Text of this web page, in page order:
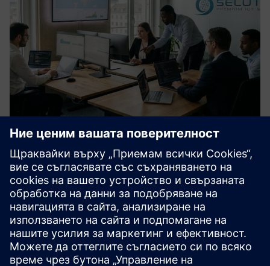
Ethical Hacking & Penetration
Testing for IT/OT Environments
Our Ethical Hacking & Penetration Testing service identifies
security weaknesses across IT, OT, and hybrid
environments. We simulate real-world attacks to assess
technical controls, processes, and human factors, enabling
risk-base...